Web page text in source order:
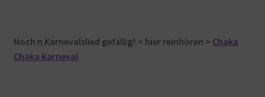
Noch n Karnevalslied gefällig? > hier reinhören > Chaka
Chaka Karneval